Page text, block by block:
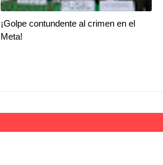
¡Golpe contundente al crimen en el
Meta!